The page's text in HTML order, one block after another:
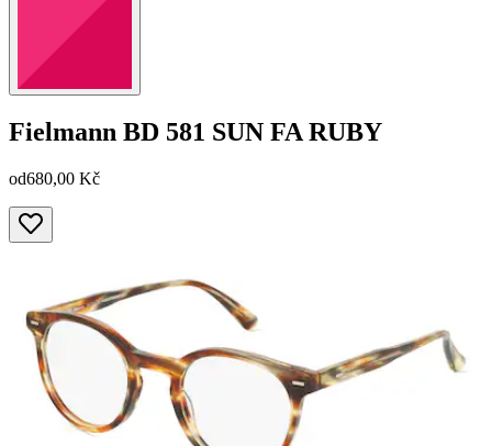
Fielmann BD 581 SUN FA RUBY
od680,00 Kč